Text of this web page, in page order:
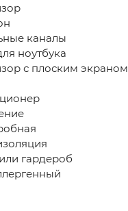
каналы
ноутбука
с плоским экраном
гардероб